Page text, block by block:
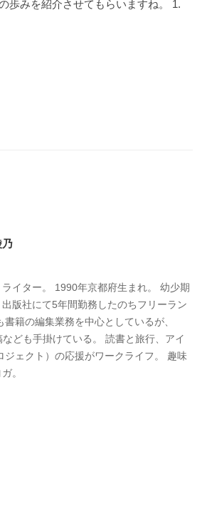
歩みを紹介させてもらいますね。 1.
乃
イター。 1990年京都府生まれ。 幼少期
版社にて5年間勤務したのちフリーラン
籍の編集業務を中心としているが、
ども手掛けている。 読書と旅行、アイ
ジェクト）の応援がワークライフ。 趣味
。